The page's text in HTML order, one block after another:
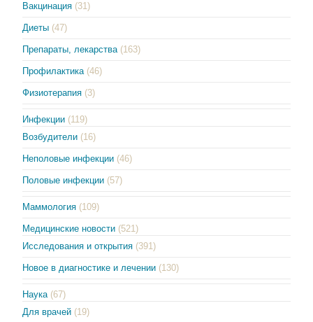
Вакцинация (31)
Диеты (47)
Препараты, лекарства (163)
Профилактика (46)
Физиотерапия (3)
Инфекции (119)
Возбудители (16)
Неполовые инфекции (46)
Половые инфекции (57)
Маммология (109)
Медицинские новости (521)
Исследования и открытия (391)
Новое в диагностике и лечении (130)
Наука (67)
Для врачей (19)